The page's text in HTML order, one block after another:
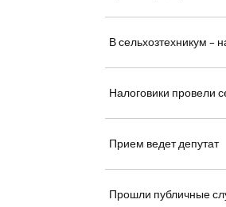
В сельхозтехникум –
Налоговики провели
Прием ведет депутат
Прошли публичные